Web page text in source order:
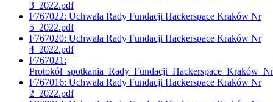
3_2022.pdf
F767022: Uchwała Rady Fundacji Hackerspace Kraków Nr
5_2022.pdf
F767020: Uchwała Rady Fundacji Hackerspace Kraków Nr
4_2022.pdf
F767021:
F767016: Uchwała Rady Fundacji Hackerspace Kraków Nr
2_2022.pdf